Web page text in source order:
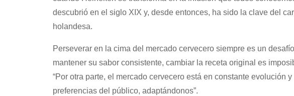
descubrió en el siglo XIX y, desde entonces, ha sido la clave del
holandesa.
Perseverar en la cima del mercado cervecero siempre es un
mantener su sabor consistente, cambiar la receta original es
“Por otra parte, el mercado cervecero está en constante evolución
preferencias del público, adaptándonos”.